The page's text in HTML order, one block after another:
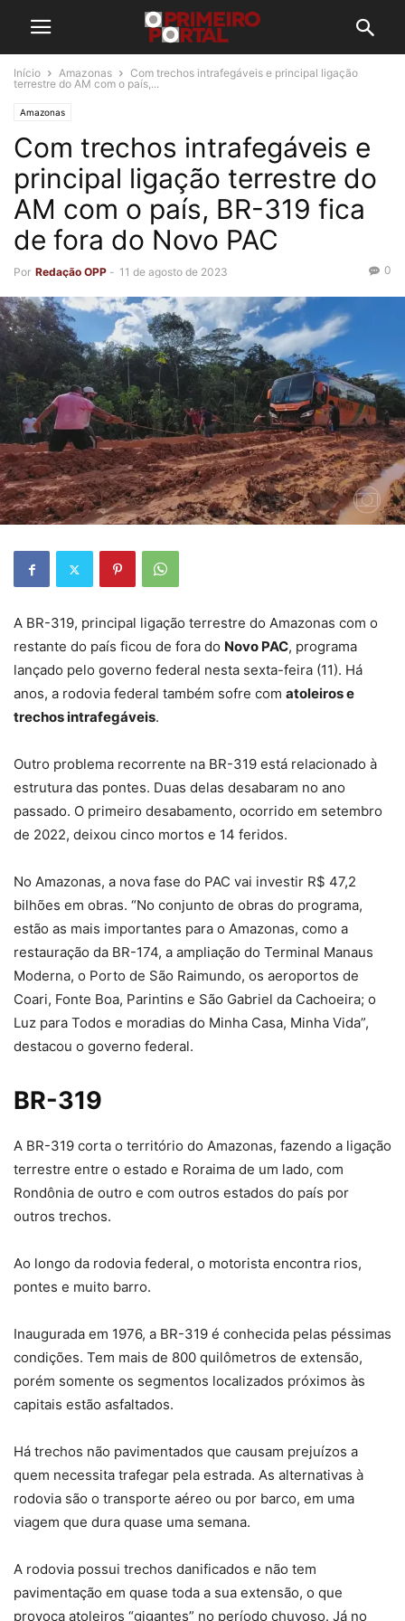
Início Amazonas
Com trechos intrafegáveis e principal ligação
terrestre do AM com o país,...
Amazonas
Com trechos intrafegáveis e
principal ligação terrestre do
AM com o país, BR-319 fica
de fora do Novo PAC
Por Redação OPP - 11 de agosto de 2023 0
A BR-319, principal ligação terrestre do Amazonas com o
restante do país ficou de fora do Novo PAC, programa
lançado pelo governo federal nesta sexta-feira (11). Há
anos, a rodovia federal também sofre com atoleiros e
trechos intrafegáveis.
Outro problema recorrente na BR-319 está relacionado à
estrutura das pontes. Duas delas desabaram no ano
passado. O primeiro desabamento, ocorrido em setembro
de 2022, deixou cinco mortos e 14 feridos.
No Amazonas, a nova fase do PAC vai investir R$ 47,2
bilhões em obras. “No conjunto de obras do programa,
estão as mais importantes para o Amazonas, como a
restauração da BR-174, a ampliação do Terminal Manaus
Moderna, o Porto de São Raimundo, os aeroportos de
Coari, Fonte Boa, Parintins e São Gabriel da Cachoeira; o
Luz para Todos e moradias do Minha Casa, Minha Vida”,
destacou o governo federal.
BR-319
A BR-319 corta o território do Amazonas, fazendo a ligação
terrestre entre o estado e Roraima de um lado, com
Rondônia de outro e com outros estados do país por
outros trechos.
Ao longo da rodovia federal, o motorista encontra rios,
pontes e muito barro.
Inaugurada em 1976, a BR-319 é conhecida pelas péssimas
condições. Tem mais de 800 quilômetros de extensão,
porém somente os segmentos localizados próximos às
capitais estão asfaltados.
Há trechos não pavimentados que causam prejuízos a
quem necessita trafegar pela estrada. As alternativas à
rodovia são o transporte aéreo ou por barco, em uma
viagem que dura quase uma semana.
A rodovia possui trechos danificados e não tem
pavimentação em quase toda a sua extensão, o que
provoca atoleiros “gigantes” no período chuvoso. Já no